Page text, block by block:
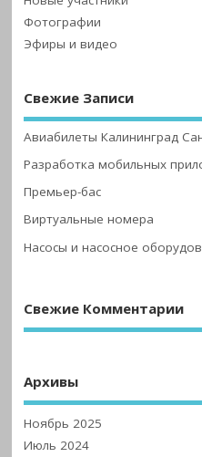
Фотографии
Эфиры и видео
Свежие Записи
Авиабилеты Калининград
Разработка мобильных
Премьер-бас
Виртуальные номера
Насосы и насосное
Свежие Комментарии
Архивы
Ноябрь 2025
Июль 2024